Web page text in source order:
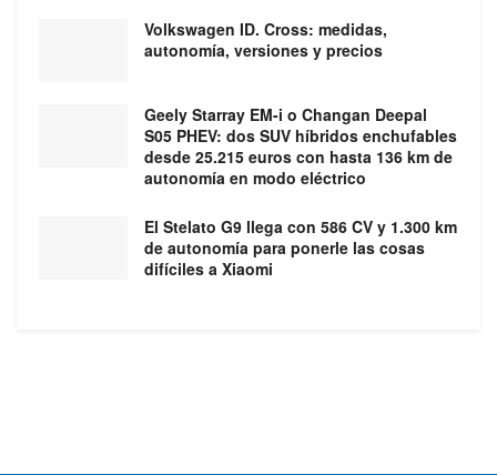
Volkswagen ID. Cross: medidas,
autonomía, versiones y precios
Geely Starray EM-i o Changan Deepal
S05 PHEV: dos SUV híbridos enchufables
desde 25.215 euros con hasta 136 km de
autonomía en modo eléctrico
El Stelato G9 llega con 586 CV y 1.300 km
de autonomía para ponerle las cosas
difíciles a Xiaomi